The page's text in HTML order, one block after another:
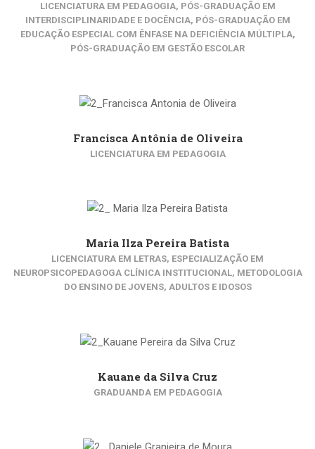
LICENCIATURA EM PEDAGOGIA, PÓS-GRADUAÇÃO EM
INTERDISCIPLINARIDADE E DOCÊNCIA, PÓS-GRADUAÇÃO EM
EDUCAÇÃO ESPECIAL COM ÊNFASE NA DEFICIÊNCIA MÚLTIPLA,
PÓS-GRADUAÇÃO EM GESTÃO ESCOLAR
Francisca Antônia de Oliveira
LICENCIATURA EM PEDAGOGIA
Maria Ilza Pereira Batista
LICENCIATURA EM LETRAS, ESPECIALIZAÇÃO EM
NEUROPSICOPEDAGOGA CLÍNICA INSTITUCIONAL, METODOLOGIA
DO ENSINO DE JOVENS, ADULTOS E IDOSOS
Kauane da Silva Cruz
GRADUANDA EM PEDAGOGIA